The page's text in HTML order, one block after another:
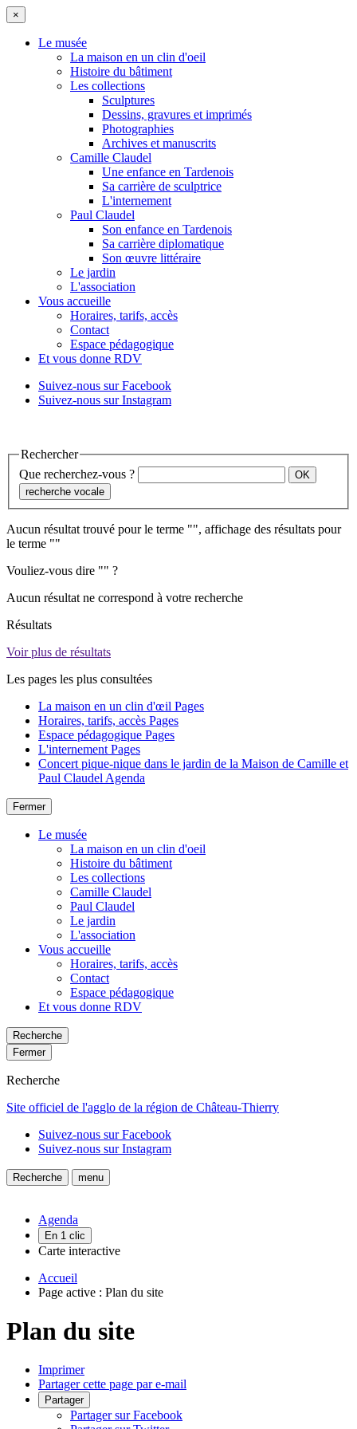
×
Le musée
La maison en un clin d'oeil
Histoire du bâtiment
Les collections
Sculptures
Dessins, gravures et imprimés
Photographies
Archives et manuscrits
Camille Claudel
Une enfance en Tardenois
Sa carrière de sculptrice
L'internement
Paul Claudel
Son enfance en Tardenois
Sa carrière diplomatique
Son œuvre littéraire
Le jardin
L'association
Vous accueille
Horaires, tarifs, accès
Contact
Espace pédagogique
Et vous donne RDV
Suivez-nous sur Facebook
Suivez-nous sur Instagram
Rechercher
Que recherchez-vous ?
recherche vocale
Aucun résultat trouvé pour le terme "", affichage des résultats pour
le terme ""
Vouliez-vous dire "" ?
Aucun résultat ne correspond à votre recherche
Résultats
Voir plus de résultats
Les pages les plus consultées
La maison en un clin d'œil Pages
Horaires, tarifs, accès Pages
Espace pédagogique Pages
L'internement Pages
Concert pique-nique dans le jardin de la Maison de Camille et
Paul Claudel Agenda
Fermer
Le musée
La maison en un clin d'oeil
Histoire du bâtiment
Les collections
Camille Claudel
Paul Claudel
Le jardin
L'association
Vous accueille
Horaires, tarifs, accès
Contact
Espace pédagogique
Et vous donne RDV
Recherche
Fermer
Recherche
Site officiel de l'agglo de la région de Château-Thierry
Suivez-nous sur Facebook
Suivez-nous sur Instagram
Recherche menu
Agenda
En 1 clic
Carte interactive
Accueil
Page active : Plan du site
Plan du site
Imprimer
Partager cette page par e-mail
Partager
Partager sur Facebook